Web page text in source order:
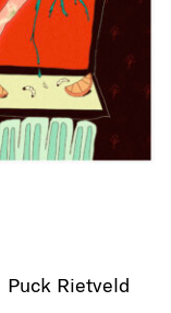
Puck Rietveld